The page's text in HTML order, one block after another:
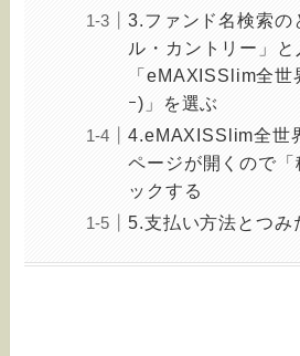
3.ファンド名検索の
ル・カントリー」と
「eMAXISSlim全世
ｰ)」を選ぶ
4.eMAXISSlim全世
ページが開くので「
ックする
5.支払い方法とつみ